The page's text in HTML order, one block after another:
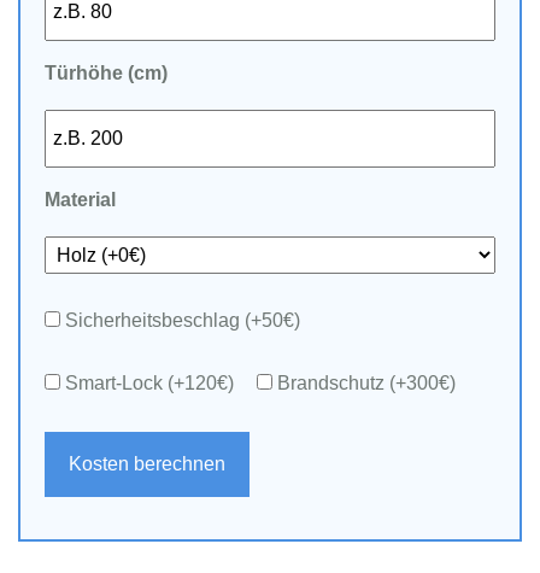
Türhöhe (cm)
Material
Sicherheitsbeschlag (+50€)
Smart‑Lock (+120€) Brandschutz (+300€)
Kosten berechnen